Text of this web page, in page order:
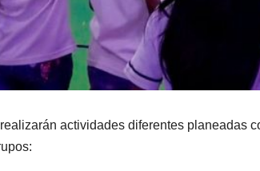
actividades diferentes planeadas